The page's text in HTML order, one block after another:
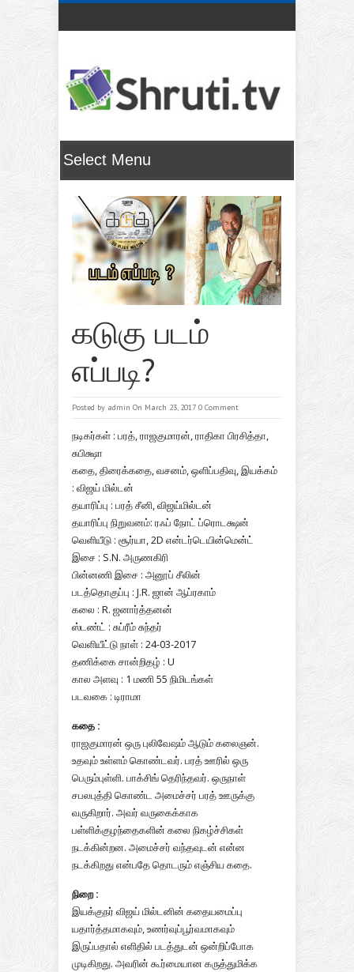
கடுகு படம்
எப்படி?
Posted by admin On March 23, 2017 0 Comment
நடிகர்கள் : பரத், ராஜகுமாரன், ராதிகா பிரசித்தா,
சுபிக்ஷா
கதை, திரைக்கதை, வசனம், ஒளிப்பதிவு, இயக்கம்
: விஜய் மில்டன்
தயாரிப்பு : பரத் சீனி, விஜய்மில்டன்
தயாரிப்பு நிறுவனம்: ரஃப் நோட் ப்ரொடக்ஷன்
வெளியீடு : சூர்யா, 2D என்டர்டெயின்மென்ட்
இசை : S.N. அருணகிரி
பின்னணி இசை : அனூப் சீலின்
படத்தொகுப்பு : J.R. ஜான் ஆப்ரகாம்
கலை : R. ஜனார்த்தனன்
ஸ்டண்ட் : சுப்ரீம் சுந்தர்
வெளியீட்டு நாள் : 24-03-2017
தணிக்கை சான்றிதழ் : U
கால அளவு : 1 மணி 55 நிமிடங்கள்
படவகை : டிராமா
கதை :
ராஜகுமாரன் ஒரு புலிவேஷம் ஆடும் கலைஞன்.
உதவும் உள்ளம் கொண்டவர். பரத் ஊரில் ஒரு
பெரும்புள்ளி. பாக்சிங் தெரிந்தவர். ஒருநாள்
சபலபுத்தி கொண்ட அமைச்சர் பரத் ஊருக்கு
வருகிறார். அவர் வருகைக்காக
பள்ளிக்குழந்தைகளின் கலை நிகழ்ச்சிகள்
நடக்கின்றன. அமைச்சர் வந்தவுடன் என்ன
நடக்கிறது என்பதே தொடரும் எஞ்சிய கதை.
நிறை :
இயக்குநர் விஜய் மில்டனின் கதையமைப்பு
யதார்த்தமாகவும், உணர்வுப்பூர்வமாகவும்
இருப்பதால் எளிதில் படத்துடன் ஒன்றிப்போக
முடிகிறது. அவரின் கூர்மையான கருத்துமிக்க